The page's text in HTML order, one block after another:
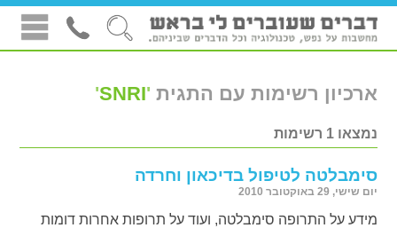
ארכיון רשימות עם התגית '
SNRI
'
נמצאו 1 רשימות
סימבלטה לטיפול בדיכאון וחרדה
יום שישי, 29 באוקטובר 2010
מידע על התרופה סימבלטה, ועוד על תרופות אחרות דומות